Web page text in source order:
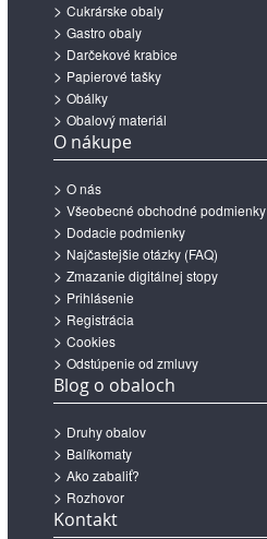
Cukrárske obaly
Gastro obaly
Darčekové krabice
Papierové tašky
Obálky
Obalový materiál
O nákupe
O nás
Všeobecné obchodné podmienky
Dodacie podmienky
Najčastejšie otázky (FAQ)
Zmazanie digitálnej stopy
Prihlásenie
Registrácia
Cookies
Odstúpenie od zmluvy
Blog o obaloch
Druhy obalov
Balíkomaty
Ako zabaliť?
Rozhovor
Kontakt